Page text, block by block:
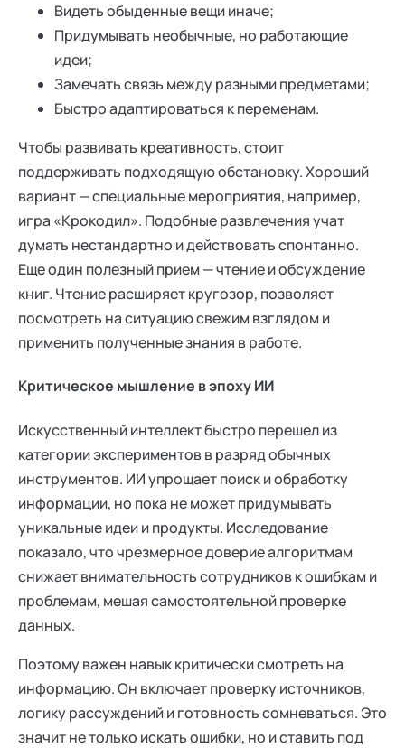
Видеть обыденные вещи иначе;
Придумывать необычные, но работающие
идеи;
Замечать связь между разными предметами;
Быстро адаптироваться к переменам.
Чтобы развивать креативность, стоит
поддерживать подходящую обстановку. Хороший
вариант — специальные мероприятия, например,
игра «Крокодил». Подобные развлечения учат
думать нестандартно и действовать спонтанно.
Еще один полезный прием — чтение и обсуждение
книг. Чтение расширяет кругозор, позволяет
посмотреть на ситуацию свежим взглядом и
применить полученные знания в работе.
Критическое мышление в эпоху ИИ
Искусственный интеллект быстро перешел из
категории экспериментов в разряд обычных
инструментов. ИИ упрощает поиск и обработку
информации, но пока не может придумывать
уникальные идеи и продукты. Исследование
показало, что чрезмерное доверие алгоритмам
снижает внимательность сотрудников к ошибкам и
проблемам, мешая самостоятельной проверке
данных.
Поэтому важен навык критически смотреть на
информацию. Он включает проверку источников,
логику рассуждений и готовность сомневаться. Это
значит не только искать ошибки, но и ставить под